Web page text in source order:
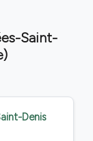
Saint-
Denis